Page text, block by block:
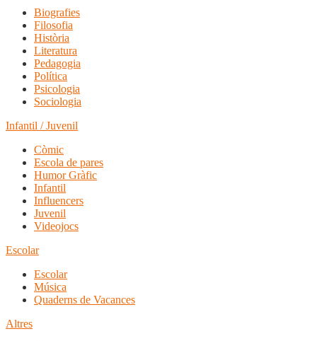
Biografies
Filosofia
Història
Literatura
Pedagogia
Política
Psicologia
Sociologia
Infantil / Juvenil
Còmic
Escola de pares
Humor Gràfic
Infantil
Influencers
Juvenil
Videojocs
Escolar
Escolar
Música
Quaderns de Vacances
Altres